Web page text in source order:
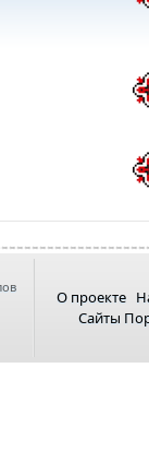
О проекте
Сайты